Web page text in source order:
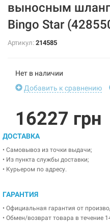
выносным
Bingo Star
Артикул: 214585
Нет в наличии
Добавить к сравнению
16227 грн
ДОСТАВКА
• Самовывоз из точки выдачи;
• Из пункта службы доставки;
• Курьером по адресу.
ГАРАНТИЯ
• Официальная гарантия от
• Обмен/возврат товара в течение